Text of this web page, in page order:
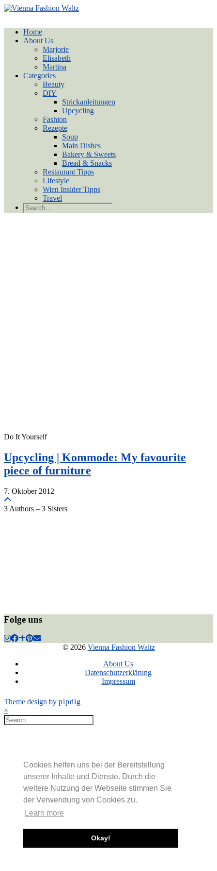
Cookies helfen uns bei der Bereitstellung
unserer Inhalte und Dienste. Durch die
weitere Nutzung der Webseite stimmen Sie
der Verwendung von Cookies zu.
Learn more
Okay!
Home
About Us
Marjorie
Elisabeth
Martina
Categories
Beauty
DIY
Strickanleitungen
Upcycling
Fashion
Rezepte
Soup
Main Dishes
Bakery & Sweets
Bread & Snacks
Restaurant Tipps
Lifestyle
Wien Insider Tipps
Travel
Do It Yourself
Upcycling | Kommode: My favourite
piece of furniture
7. Oktober 2012
3 Authors – 3 Sisters
Folge uns
© 2026 Vienna Fashion Waltz
About Us
Datenschutzerklärung
Impressum
Theme design by pipdig
×